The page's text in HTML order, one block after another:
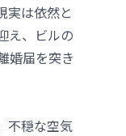
実は依然と
え、ビルの
婚届を突き
不穏な空気